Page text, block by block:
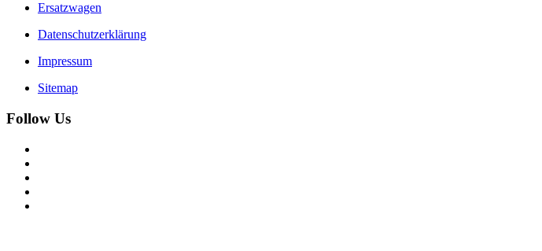
Ersatzwagen
Datenschutzerklärung
Impressum
Sitemap
Follow Us